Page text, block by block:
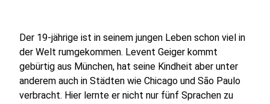
Der 19-jährige ist in seinem jungen Leben schon viel in
der Welt rumgekommen. Levent Geiger kommt
gebürtig aus München, hat seine Kindheit aber unter
anderem auch in Städten wie Chicago und São Paulo
verbracht. Hier lernte er nicht nur fünf Sprachen zu